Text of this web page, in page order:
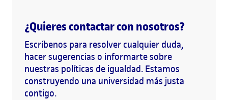
¿Quieres contactar con nosotros?
Escríbenos para resolver cualquier duda,
hacer sugerencias o informarte sobre
nuestras políticas de igualdad. Estamos
construyendo una universidad más justa
contigo.